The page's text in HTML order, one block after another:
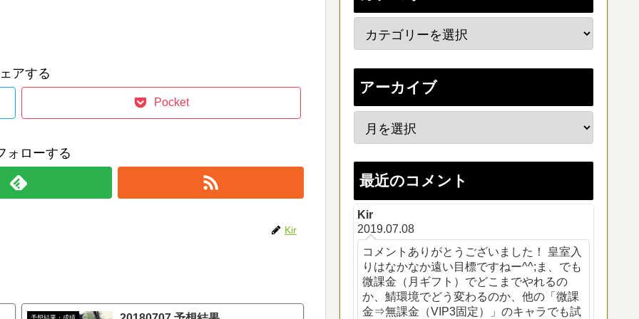
アする
Pocket
ォローする
Kir
予想結果・成績
アーカイブ
最近のコメント
Kir
2019.07.08
コメントありがとうございました！ 皇室入
りはなかなか遠い目標ですねー^^;ま、でも
微課金（月ギフト）でどこまでやれるの
か、鯖環境でどう変わるのか、他の「微課
金⇒無課金（VIP3固定）」のキャラでも試